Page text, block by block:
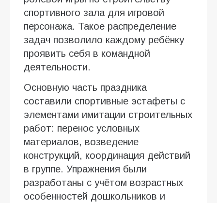
спортивного зала для игровой
персонажа. Такое распределение
задач позволило каждому ребёнку
проявить себя в командной
деятельности.
Основную часть праздника
составили спортивные эстафеты с
элементами имитации строительных
работ: перенос условных
материалов, возведение
конструкций, координация действий
в группе. Упражнения были
разработаны с учётом возрастных
особенностей дошкольников и